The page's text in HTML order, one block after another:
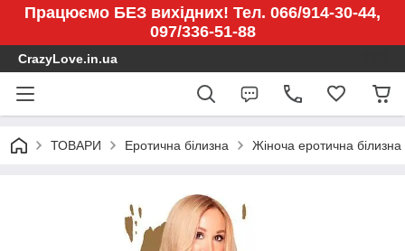
Працюємо БЕЗ вихідних! Тел. 066/914-30-44,
097/336-51-88
CrazyLove.in.ua
ТОВАРИ Еротична білизна Жіноча еротична білизна